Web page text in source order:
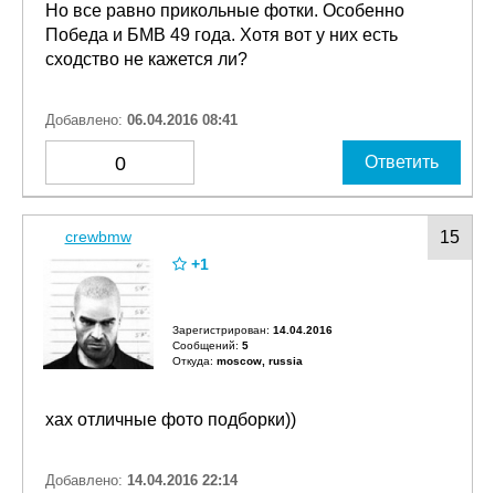
Но все равно прикольные фотки. Особенно
Победа и БМВ 49 года. Хотя вот у них есть
сходство не кажется ли?
Добавлено: 06.04.2016 08:41
0 Ответить
15
crewbmw
+1
Зарегистрирован: 14.04.2016
Сообщений: 5
Откуда: moscow, russia
хах отличные фото подборки))
Добавлено: 14.04.2016 22:14